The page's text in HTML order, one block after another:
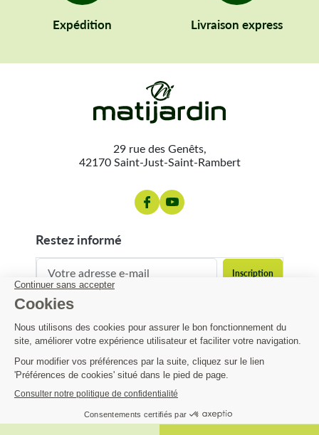
9,74 €
  AJOUTER AU PANIER
Expédition Livraison express
29 rue des Genêts,
42170 Saint-Just-Saint-Rambert
restez informé
contact@matijardin.fr 04 81 120 120
Matijardin
Infos pratiques